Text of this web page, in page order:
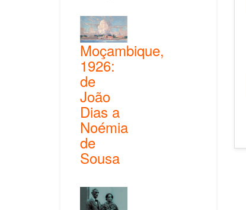
Moçambique,
1926:
de
João
Dias a
Noémia
de
Sousa